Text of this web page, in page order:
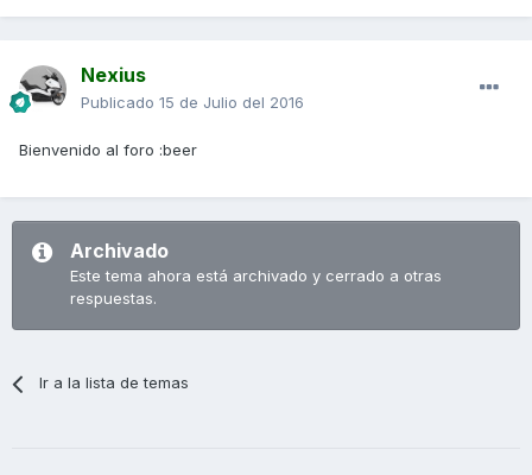
Nexius
Publicado 15 de Julio del 2016
Bienvenido al foro :beer
Archivado
Este tema ahora está archivado y cerrado a otras
respuestas.
Ir a la lista de temas